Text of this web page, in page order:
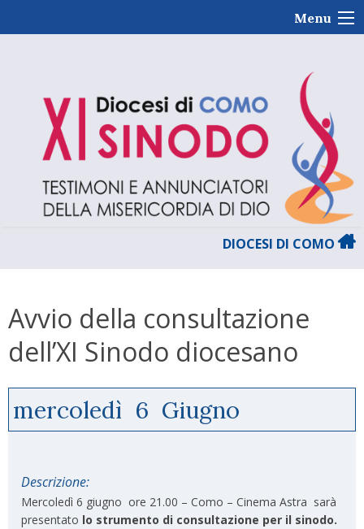
Menu
DIOCESI DI COMO
Avvio della consultazione
dell’XI Sinodo diocesano
mercoledì 6 Giugno
Descrizione:
Mercoledì 6 giugno ore 21.00 – Como – Cinema Astra sarà
presentato lo strumento di consultazione per il sinodo.